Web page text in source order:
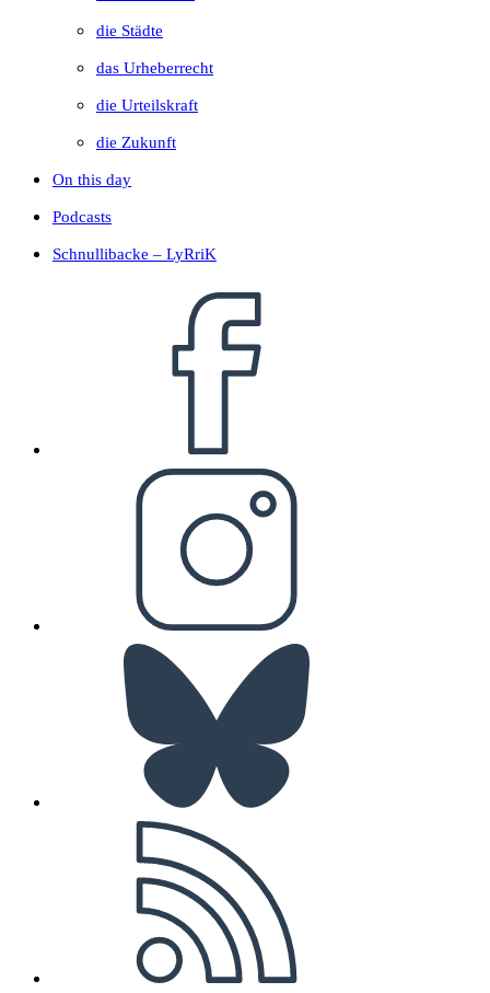
die Städte
das Urheberrecht
die Urteilskraft
die Zukunft
On this day
Podcasts
Schnullibacke – LyRriK